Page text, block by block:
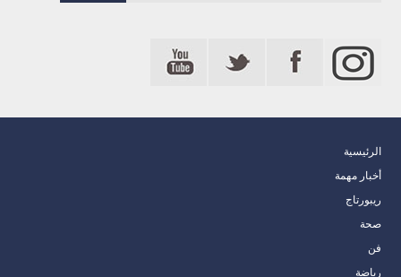
الرئيسية
أخبار مهمة
ريبورتاج
صحة
فن
رياضة